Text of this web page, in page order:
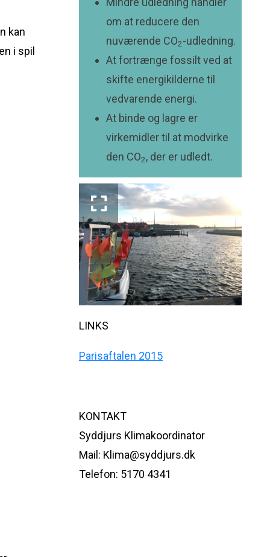
kan
i spil
om at reducere den
nuværende CO2-udledning.
At fortrænge fossilt ved at
skifte energikilderne til
vedvarende energi.
At binde og lagre er
virkemidler til at modvirke
den CO2, der er udledt.
LINKS
Parisaftalen 2015
KONTAKT
Syddjurs Klimakoordinator
Mail: Klima@syddjurs.dk
Telefon: 5170 4341